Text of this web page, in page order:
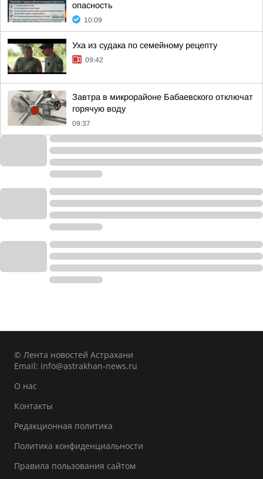
опасность
10:09
Уха из судака по семейному рецепту
09:42
Завтра в микрорайоне Бабаевского отключат
горячую воду
09:37
© Лента новостей Астрахани
Email: info@astrakhan-news.ru
О нас
Контакты
Редакционная политика
Политика конфиденциальности
Правила пользования сайтом